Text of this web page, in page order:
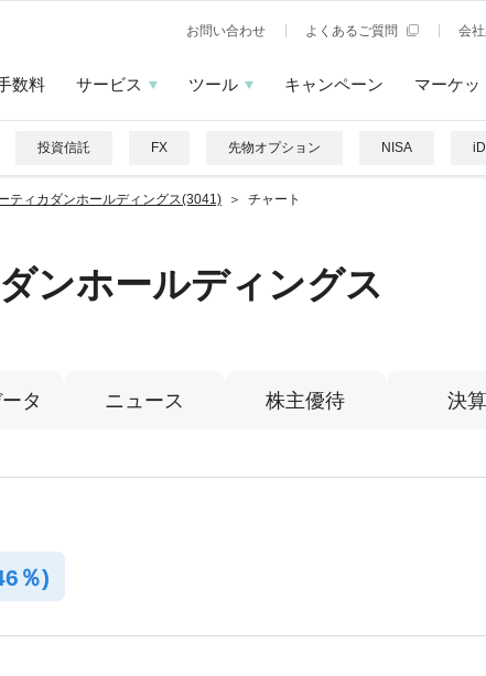
お問い合わせ よくあるご質問 会
数料 サービス ツール キャンペーン マーケッ
投資信託 FX 先物オプション NISA
ティカダンホールディングス(3041) チャート
ンホールディングス
タ ニュース 株主優待 決算
％)